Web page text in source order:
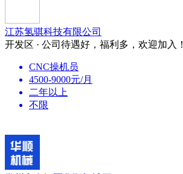
江苏氢骐科技有限公司
开发区 · 公司待遇好，福利多，欢迎加入！
CNC操机员
4500-9000元/月
二年以上
不限